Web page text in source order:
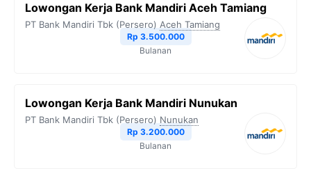
Lowongan Kerja Bank Mandiri Aceh Tamiang
PT Bank Mandiri Tbk (Persero) Aceh Tamiang
Rp 3.500.000
Bulanan
Lowongan Kerja Bank Mandiri Nunukan
PT Bank Mandiri Tbk (Persero) Nunukan
Rp 3.200.000
Bulanan